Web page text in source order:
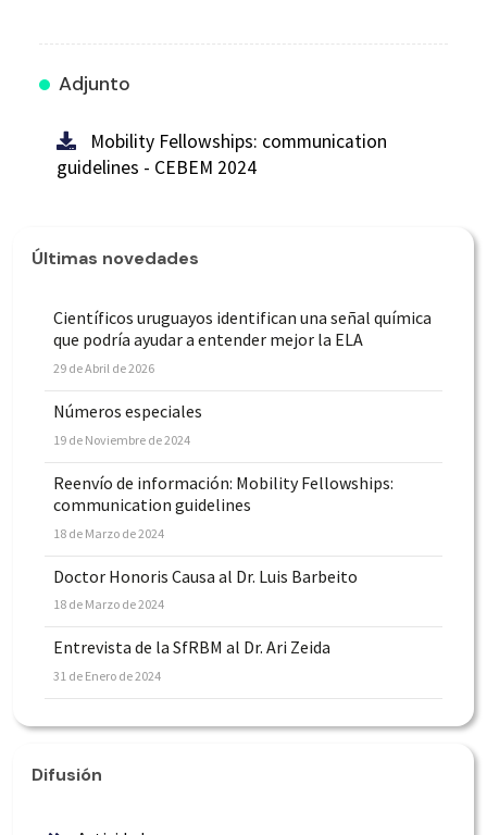
Adjunto
Mobility Fellowships: communication
guidelines - CEBEM 2024
Últimas novedades
Científicos uruguayos identifican una señal química
que podría ayudar a entender mejor la ELA
29 de Abril de 2026
Números especiales
19 de Noviembre de 2024
Reenvío de información: Mobility Fellowships:
communication guidelines
18 de Marzo de 2024
Doctor Honoris Causa al Dr. Luis Barbeito
18 de Marzo de 2024
Entrevista de la SfRBM al Dr. Ari Zeida
31 de Enero de 2024
Difusión